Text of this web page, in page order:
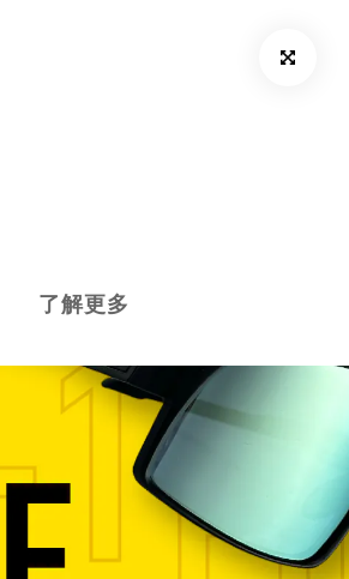
了解更多